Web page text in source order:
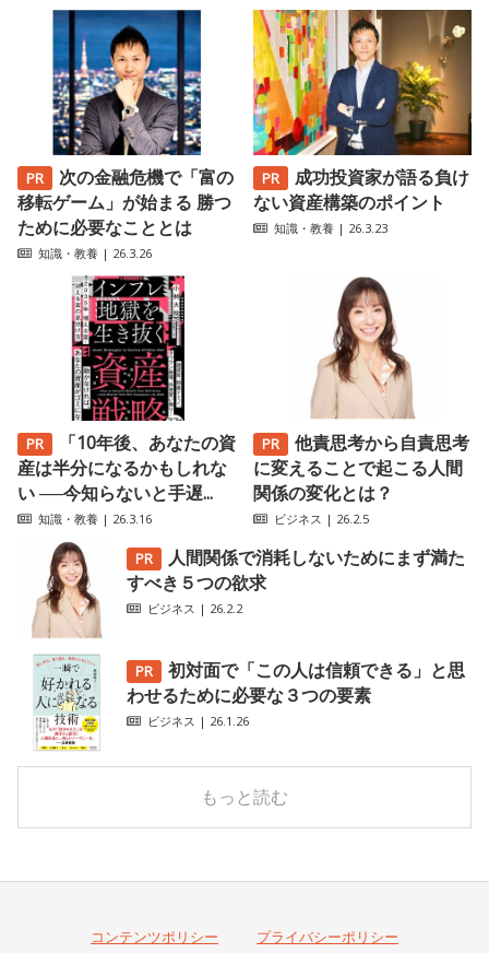
次の金融危機で「富の
移転ゲーム」が始まる 勝つ
ために必要なこととは
知識・教養 | 26.3.26
成功投資家が語る負け
ない資産構築のポイント
知識・教養 | 26.3.23
「10年後、あなたの資
産は半分になるかもしれな
い ──今知らないと手遅...
知識・教養 | 26.3.16
他責思考から自責思考
に変えることで起こる人間
関係の変化とは？
ビジネス | 26.2.5
人間関係で消耗しないためにまず満た
すべき５つの欲求
ビジネス | 26.2.2
初対面で「この人は信頼できる」と思
わせるために必要な３つの要素
ビジネス | 26.1.26
もっと読む
コンテンツポリシー プライバシーポリシー